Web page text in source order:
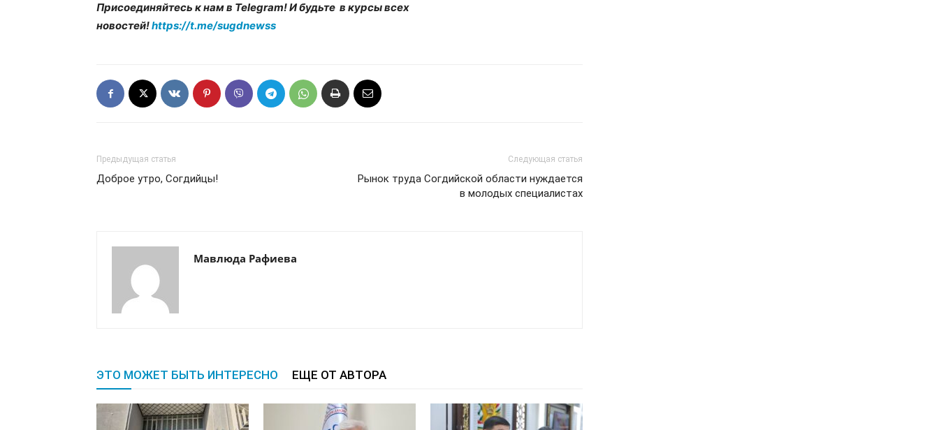
Присоединяйтесь к нам в Telegram! И будьте в курсы всех
новостей!https://t.me/sugdnewss
Предыдущая статья
Доброе утро, Согдийцы!
Следующая статья
Рынок труда Согдийской области нуждается
в молодых специалистах
Мавлюда Рафиева
ЭТО МОЖЕТ БЫТЬ ИНТЕРЕСНО ЕЩЕ ОТ АВТОРА